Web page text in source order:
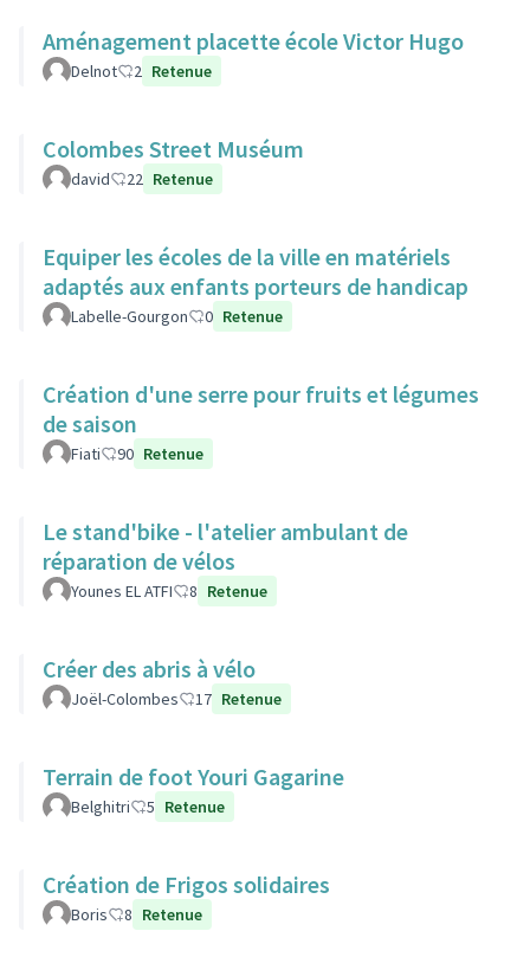
Aménagement placette école Victor Hugo
Delnot 2 Retenue
Colombes Street Muséum
david 22 Retenue
Equiper les écoles de la ville en matériels
adaptés aux enfants porteurs de handicap
Labelle-Gourgon 0 Retenue
Création d'une serre pour fruits et légumes
de saison
Fiati 90 Retenue
Le stand'bike - l'atelier ambulant de
réparation de vélos
Younes EL ATFI 8 Retenue
Créer des abris à vélo
Joël-Colombes 17 Retenue
Terrain de foot Youri Gagarine
Belghitri 5 Retenue
Création de Frigos solidaires
Boris 8 Retenue